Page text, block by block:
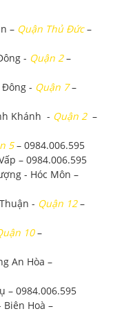
– Quận Thủ Đức–
- Quận 2–
Đông - Quận 7–
Khánh - Quận 2 –
5– 0984.006.595
– 0984.006.595
- Hóc Môn –
- Quận 12–
10–
An Hòa –
– 0984.006.595
Hoà –